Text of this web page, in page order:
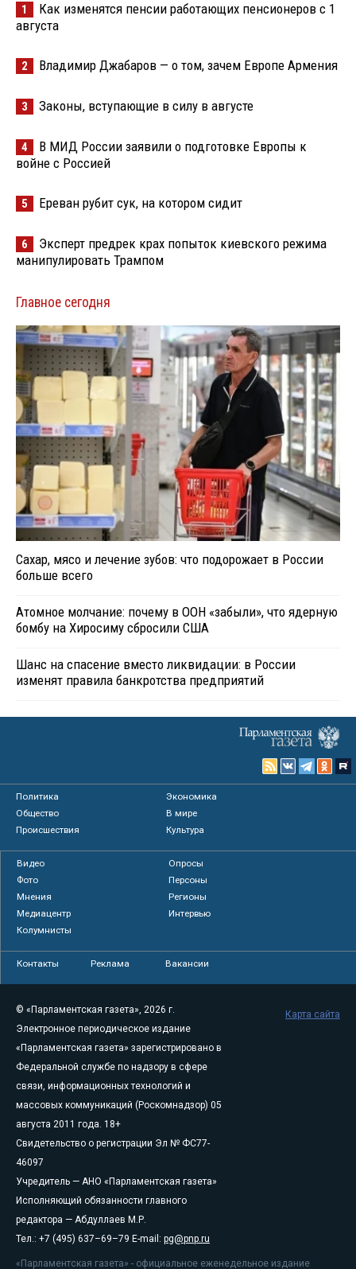
1
Как изменятся пенсии работающих пенсионеров с 1
августа
2 Владимир Джабаров — о том, зачем Европе Армения
3 Законы, вступающие в силу в августе
4
В МИД России заявили о подготовке Европы к
войне с Россией
5 Ереван рубит сук, на котором сидит
6
Эксперт предрек крах попыток киевского режима
манипулировать Трампом
Главное сегодня
Сахар, мясо и лечение зубов: что подорожает в России
больше всего
Атомное молчание: почему в ООН «забыли», что ядерную
бомбу на Хиросиму сбросили США
Шанс на спасение вместо ликвидации: в России
изменят правила банкротства предприятий
Политика
Экономика
Общество
В мире
Происшествия
Культура
Видео
Опросы
Фото
Персоны
Мнения
Регионы
Медиацентр
Интервью
Колумнисты
Контакты Реклама Вакансии
© «Парламентская газета», 2026 г.
Электронное периодическое издание
«Парламентская газета» зарегистрировано в
Федеральной службе по надзору в сфере
связи, информационных технологий и
массовых коммуникаций (Роскомнадзор) 05
августа 2011 года. 18+
Свидетельство о регистрации Эл № ФС77-
46097
Учредитель — АНО «Парламентская газета»
Исполняющий обязанности главного
редактора — Абдуллаев М.Р.
Тел.: +7 (495) 637–69–79 E-mail: pg@pnp.ru
«Парламентская газета» - официальное еженедельное издание
Карта сайта